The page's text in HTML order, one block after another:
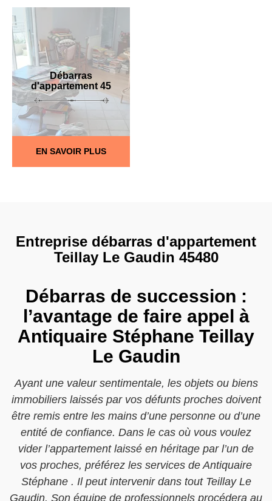
Débarras
d'appartement 45
EN SAVOIR PLUS
Entreprise débarras d'appartement
Teillay Le Gaudin 45480
Débarras de succession :
l’avantage de faire appel à
Antiquaire Stéphane Teillay
Le Gaudin
Ayant une valeur sentimentale, les objets ou biens
immobiliers laissés par vos défunts proches doivent
être remis entre les mains d’une personne ou d’une
entité de confiance. Dans le cas où vous voulez
vider l’appartement laissé en héritage par l’un de
vos proches, préférez les services de Antiquaire
Stéphane . Il peut intervenir dans tout Teillay Le
Gaudin. Son équipe de professionnels procédera au